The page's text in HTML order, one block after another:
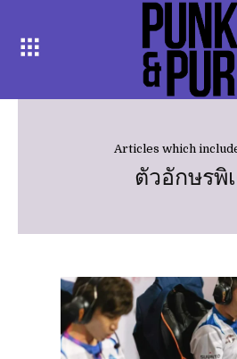
Articles which
ตัวอักษรพิ